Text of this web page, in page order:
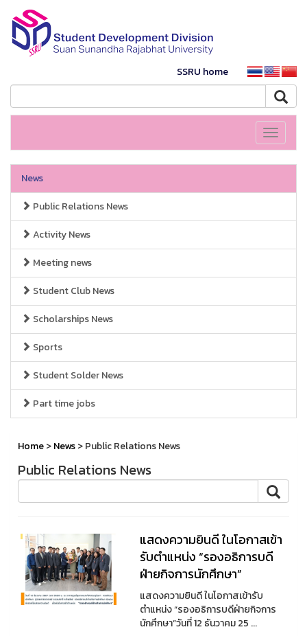
SSRU home
Toggle
News
Public Relations News
Activity News
Meeting news
Student Club News
Scholarships News
Sports
Student Solder News
Part time jobs
Home>News> Public Relations News
Public Relations News
แสดงความยินดี ในโอกาสเข้า
รับตำแหน่ง “รองอธิการบดี
ฝ่ายกิจการนักศึกษา”
แสดงความยินดี ในโอกาสเข้ารับ
ตำแหน่ง “รองอธิการบดีฝ่ายกิจการ
นักศึกษา”วันที่ 12 ธันวาคม 25 ...